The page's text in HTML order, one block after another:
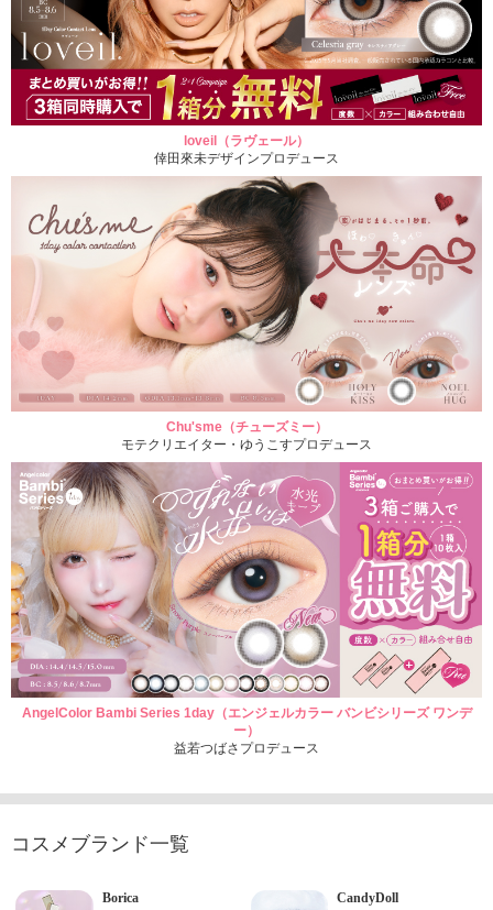
loveil（ラヴェール）
倖田來未デザインプロデュース
Chu'sme（チューズミー）
モテクリエイター・ゆうこすプロデュース
AngelColor Bambi Series 1day（エンジェルカラー バンビシリーズ ワンデ
ー）
益若つばさプロデュース
コスメブランド一覧